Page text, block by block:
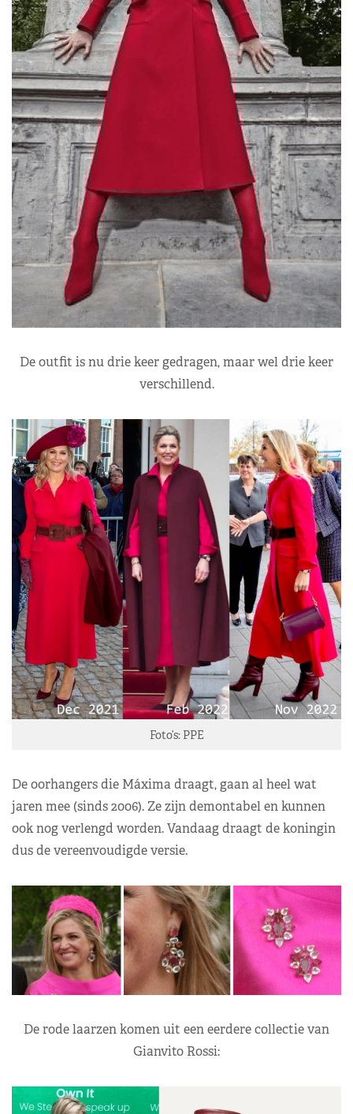
De outfit is nu drie keer gedragen, maar wel drie keer
verschillend.
Foto’s: PPE
De oorhangers die Máxima draagt, gaan al heel wat
jaren mee (sinds 2006). Ze zijn demontabel en kunnen
ook nog verlengd worden. Vandaag draagt de koningin
dus de vereenvoudigde versie.
De rode laarzen komen uit een eerdere collectie van
Gianvito Rossi: